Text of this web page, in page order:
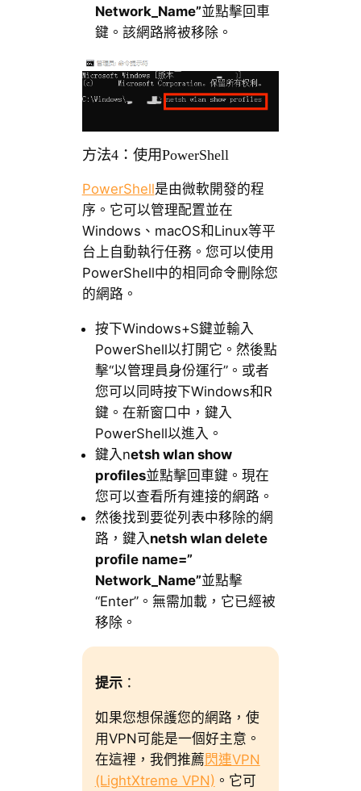
Network_Name”並點擊回車
鍵。該網路將被移除。
方法4：使用PowerShell
PowerShell是由微軟開發的程
序。它可以管理配置並在
Windows、macOS和Linux等平
台上自動執行任務。您可以使用
PowerShell中的相同命令刪除您
的網路。
按下Windows+S鍵並輸入
PowerShell以打開它。然後點
擊“以管理員身份運行”。或者
您可以同時按下Windows和R
鍵。在新窗口中，鍵入
PowerShell以進入。
鍵入netsh wlan show
profiles並點擊回車鍵。現在
您可以查看所有連接的網路。
然後找到要從列表中移除的網
路，鍵入 netsh wlan delete
profile name=”
Network_Name”並點擊
“Enter”。無需加載，它已經被
移除。
提示：
如果您想保護您的網路，使
用VPN可能是一個好主意。
在這裡，我們推薦閃連VPN
(LightXtreme VPN) 。它可